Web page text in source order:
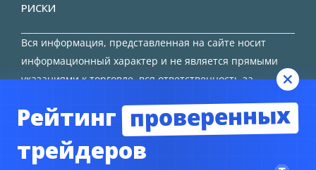
РИСКИ
Вся информация, представленная на сайте носит
информационный характер и не является прямыми
указаниями к торговле, вся ответственность за
Рейтинг проверенных
трейдеров